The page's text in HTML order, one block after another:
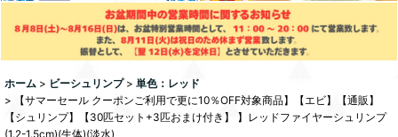
ホーム > ビーシュリンプ > 単色：レッド
>
【サマーセール クーポンご利用で更に10％OFF対象商品】【エビ】【通販】
【シュリンプ】【30匹セット+3匹おまけ付き】 】レッドファイヤーシュリンプ
(1.2-1.5cm)(生体)(淡水)